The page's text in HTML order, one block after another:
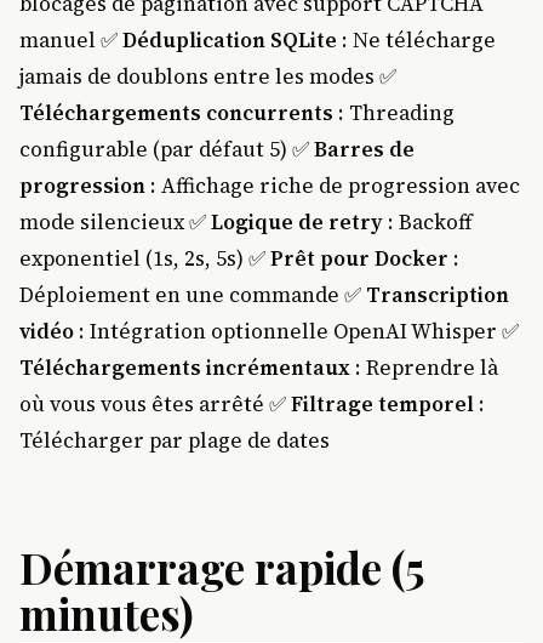
manuel ✅Déduplication SQLite : Ne télécharge
jamais de doublons entre les modes ✅
Téléchargements concurrents : Threading
configurable (par défaut 5) ✅Barres de
progression : Affichage riche de progression avec
mode silencieux ✅Logique de retry : Backoff
exponentiel (1s, 2s, 5s) ✅Prêt pour Docker :
Déploiement en une commande ✅ Transcription
vidéo : Intégration optionnelle OpenAI Whisper ✅
Téléchargements incrémentaux : Reprendre là
où vous vous êtes arrêté ✅Filtrage temporel :
Télécharger par plage de dates
Démarrage rapide (5
minutes)